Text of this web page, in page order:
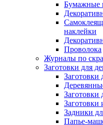
Бумажные
наклейки
Проволока
Журналы по
Заготовки для
Заготовки
Заготовки
Заготовки
Задники
Папье-